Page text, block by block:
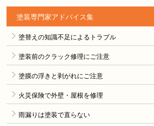
塗装専門家アドバイス集
塗替えの知識不足によるトラブル
塗装前のクラック修理にご注意
塗膜の浮きと剥がれにご注意
火災保険で外壁・屋根を修理
雨漏りは塗装で直らない